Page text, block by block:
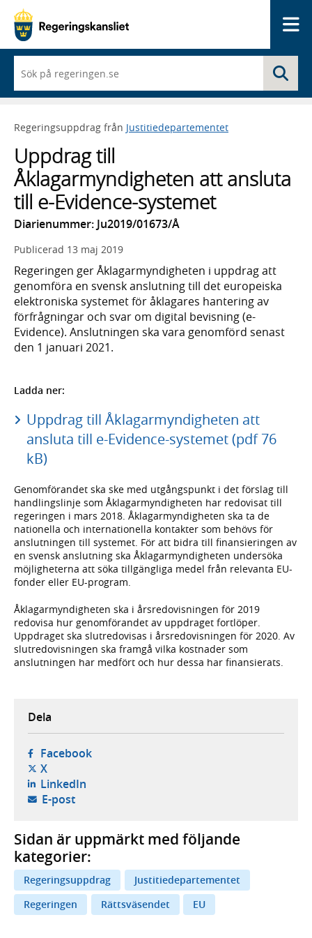
du
börjar
skriva
framträder
lista
med
sökförslag
Regeringsuppdrag från Justitiedepartementet
Uppdrag till
Åklagarmyndigheten att ansluta
till e-Evidence-systemet
Diarienummer: Ju2019/01673/Å
Publicerad 13 maj 2019
Regeringen ger Åklagarmyndigheten i uppdrag att
genomföra en svensk anslutning till det europeiska
elektroniska systemet för åklagares hantering av
förfrågningar och svar om digital bevisning (e-
Evidence). Anslutningen ska vara genomförd senast
den 1 januari 2021.
Ladda ner:
Uppdrag till Åklagarmyndigheten att
ansluta till e-Evidence-systemet (pdf 76
kB)
Genomförandet ska ske med utgångspunkt i det förslag till
handlingslinje som Åklagarmyndigheten har redovisat till
regeringen i mars 2018. Åklagarmyndigheten ska ta de
nationella och internationella kontakter som behövs för
anslutningen till systemet. För att bidra till finansieringen av
en svensk anslutning ska Åklagarmyndigheten undersöka
möjligheterna att söka tillgängliga medel från relevanta EU-
fonder eller EU-program.
Åklagarmyndigheten ska i årsredovisningen för 2019
redovisa hur genomförandet av uppdraget fortlöper.
Uppdraget ska slutredovisas i årsredovisningen för 2020. Av
slutredovisningen ska framgå vilka kostnader som
anslutningen har medfört och hur dessa har finansierats.
Dela
Facebook- öppnas i ny flik, extern webbplats,
X- öppnas i ny flik, extern webbplats,
LinkedIn- öppnas i ny flik, extern webbplats,
E-post- öppnar din e-postklient,
Sidan är uppmärkt med följande
kategorier:
Regeringsuppdrag
Justitiedepartementet
Regeringen
Rättsväsendet EU